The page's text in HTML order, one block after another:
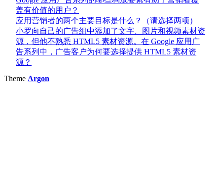
盖有价值的用户？
应用营销者的两个主要目标是什么？（请选择两项）
小罗向自己的广告组中添加了文字、图片和视频素材资
源，但他不熟悉 HTML5 素材资源。在 Google 应用广
告系列中，广告客户为何要选择提供 HTML5 素材资
源？
Theme Argon